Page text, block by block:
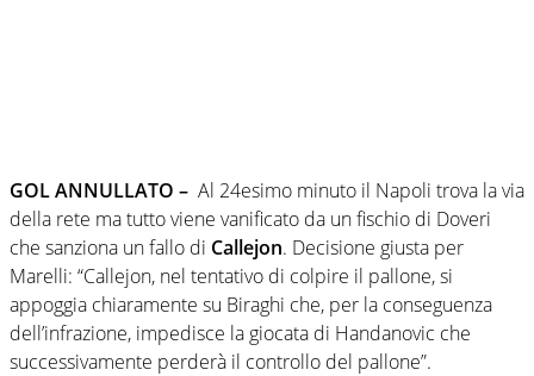
GOL ANNULLATO – Al 24esimo minuto il Napoli trova la via
della rete ma tutto viene vanificato da un fischio di Doveri
che sanziona un fallo di Callejon. Decisione giusta per
Marelli: “Callejon, nel tentativo di colpire il pallone, si
appoggia chiaramente su Biraghi che, per la conseguenza
dell’infrazione, impedisce la giocata di Handanovic che
successivamente perderà il controllo del pallone”.